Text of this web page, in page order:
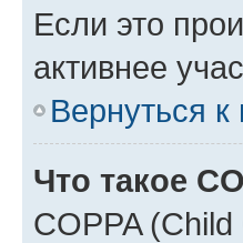
Если это
активнее
Вернуться к
Что такое
COPPA